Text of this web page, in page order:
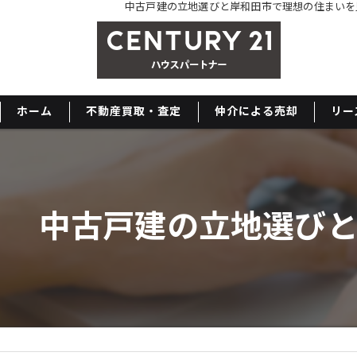
中古戸建の立地選びと岸和田市で理想の住まい
ホーム 不動産買取・査定 仲介による売却 リ
中古戸建の立地選び